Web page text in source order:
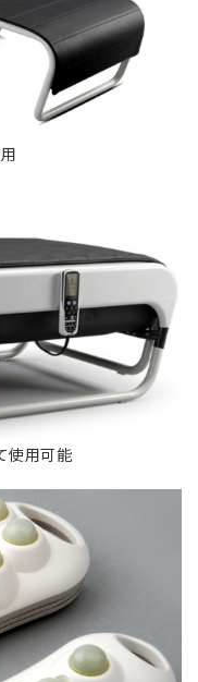
使用可能